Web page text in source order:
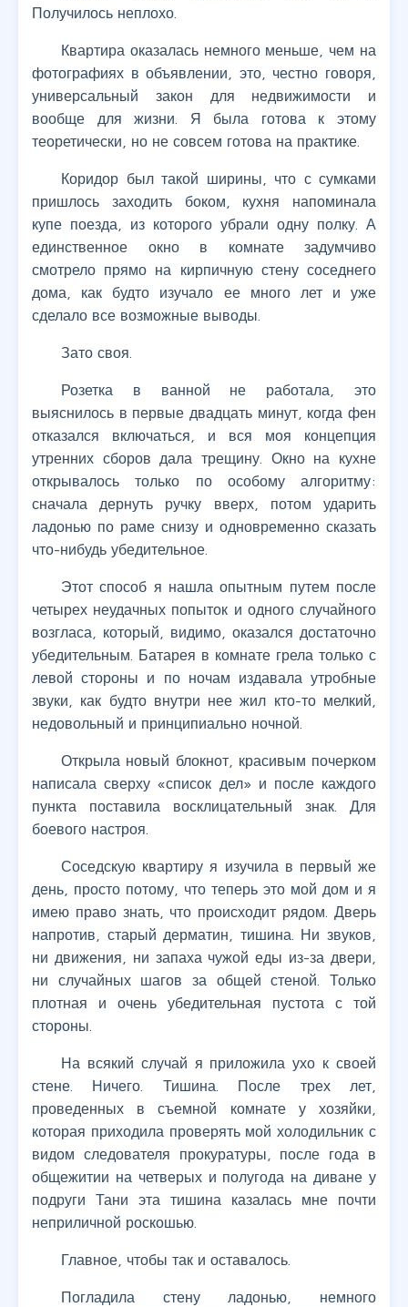
Получилось неплохо.
Квартира оказалась немного меньше, чем на
фотографиях в объявлении, это, честно говоря,
универсальный закон для недвижимости и
вообще для жизни. Я была готова к этому
теоретически, но не совсем готова на практике.
Коридор был такой ширины, что с сумками
пришлось заходить боком, кухня напоминала
купе поезда, из которого убрали одну полку. А
единственное окно в комнате задумчиво
смотрело прямо на кирпичную стену соседнего
дома, как будто изучало ее много лет и уже
сделало все возможные выводы.
Зато своя.
Розетка в ванной не работала, это
выяснилось в первые двадцать минут, когда фен
отказался включаться, и вся моя концепция
утренних сборов дала трещину. Окно на кухне
открывалось только по особому алгоритму:
сначала дернуть ручку вверх, потом ударить
ладонью по раме снизу и одновременно сказать
что-нибудь убедительное.
Этот способ я нашла опытным путем после
четырех неудачных попыток и одного случайного
возгласа, который, видимо, оказался достаточно
убедительным. Батарея в комнате грела только с
левой стороны и по ночам издавала утробные
звуки, как будто внутри нее жил кто-то мелкий,
недовольный и принципиально ночной.
Открыла новый блокнот, красивым почерком
написала сверху «список дел» и после каждого
пункта поставила восклицательный знак. Для
боевого настроя.
Соседскую квартиру я изучила в первый же
день, просто потому, что теперь это мой дом и я
имею право знать, что происходит рядом. Дверь
напротив, старый дерматин, тишина. Ни звуков,
ни движения, ни запаха чужой еды из-за двери,
ни случайных шагов за общей стеной. Только
плотная и очень убедительная пустота с той
стороны.
На всякий случай я приложила ухо к своей
стене. Ничего. Тишина. После трех лет,
проведенных в съемной комнате у хозяйки,
которая приходила проверять мой холодильник с
видом следователя прокуратуры, после года в
общежитии на четверых и полугода на диване у
подруги Тани эта тишина казалась мне почти
неприличной роскошью.
Главное, чтобы так и оставалось.
Погладила стену ладонью, немного